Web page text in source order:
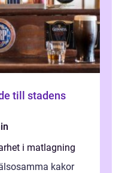
till stadens
i matlagning
kakor